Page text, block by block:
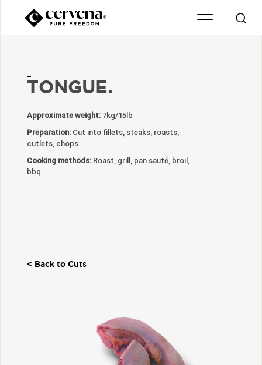
TONGUE.
Approximate weight:7kg/15lb
Preparation:Cut into fillets, steaks, roasts,
cutlets, chops
Cooking methods:Roast, grill, pan sauté, broil,
bbq
< Back to Cuts